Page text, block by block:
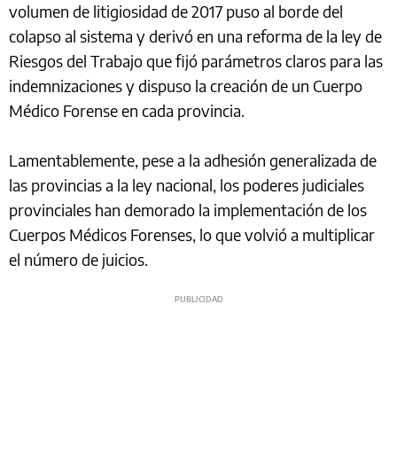
volumen de litigiosidad de 2017 puso al borde del
colapso al sistema y derivó en una reforma de la ley de
Riesgos del Trabajo que fijó parámetros claros para las
indemnizaciones y dispuso la creación de un Cuerpo
Médico Forense en cada provincia.
Lamentablemente, pese a la adhesión generalizada de
las provincias a la ley nacional, los poderes judiciales
provinciales han demorado la implementación de los
Cuerpos Médicos Forenses, lo que volvió a multiplicar
el número de juicios.